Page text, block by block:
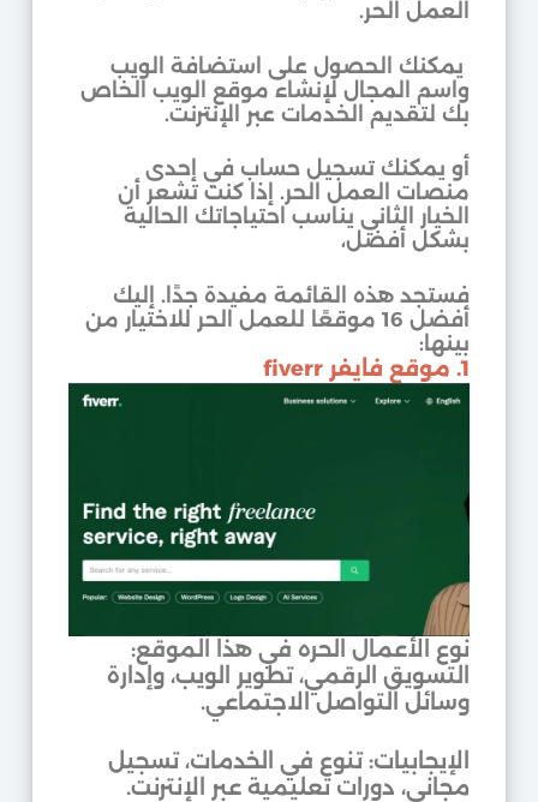
العمل الحر.
يمكنك الحصول على استضافة الويب
واسم المجال لإنشاء موقع الويب الخاص
بك لتقديم الخدمات عبر الإنترنت.
أو يمكنك تسجيل حساب في إحدى
منصات العمل الحر. إذا كنت تشعر أن
الخيار الثاني يناسب احتياجاتك الحالية
بشكل أفضل،
فستجد هذه القائمة مفيدة جدًا. إليك
أفضل 16 موقعًا للعمل الحر للاختيار من
بينها:
1. موقع فايفر fiverr
نوع الأعمال الحره في هذا الموقع:
التسويق الرقمي، تطوير الويب، وإدارة
وسائل التواصل الاجتماعي.
الإيجابيات: تنوع في الخدمات، تسجيل
مجاني، دورات تعليمية عبر الإنترنت.